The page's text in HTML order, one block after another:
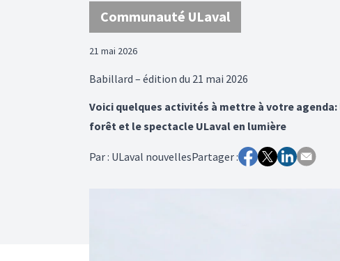
Communauté ULaval
21 mai 2026
Babillard – édition du 21 mai 2026
Voici quelques activités à mettre à votre
forêt et le spectacle ULaval en lumière
Par: ULaval nouvellesPartager :